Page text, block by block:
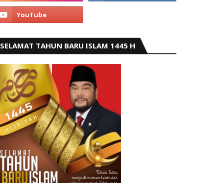
SELAMAT TAHUN BARU ISLAM 1445 H